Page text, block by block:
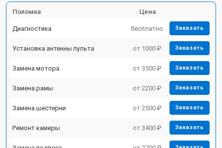
Поломка Цена
Диагностика бесплатно Заказать
Установка антенны пульта от 1000 ₽ Заказать
Замена мотора от 3500 ₽ Заказать
Замена рамы от 2200 ₽ Заказать
Замена шестерни от 2500 ₽ Заказать
Ремонт камеры от 3400 ₽ Заказать